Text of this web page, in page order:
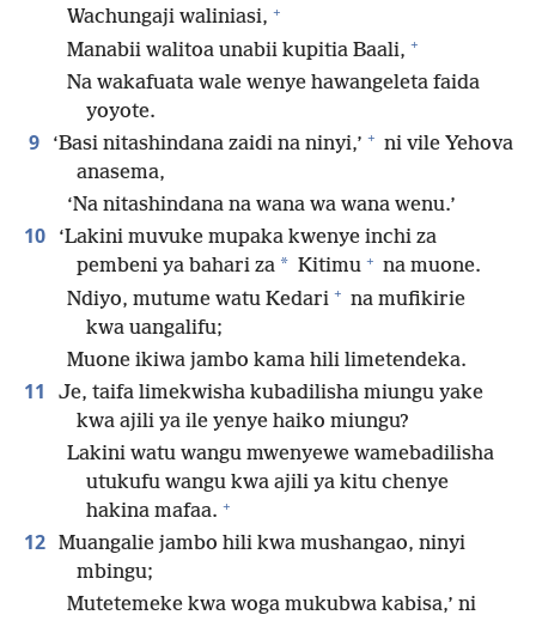
Wachungaji waliniasi, +
Manabii walitoa unabii kupitia Baali, +
Na wakafuata wale wenye hawangeleta faida
yoyote.
9 ‘Basi nitashindana zaidi na ninyi,’ + ni vile Yehova
anasema,
‘Na nitashindana na wana wa wana wenu.’
10
‘Lakini muvuke mupaka kwenye inchi za
pembeni ya bahari za * Kitimu + na muone.
Ndiyo, mutume watu Kedari + na mufikirie
kwa uangalifu;
Muone ikiwa jambo kama hili limetendeka.
11
Je, taifa limekwisha kubadilisha miungu yake
kwa ajili ya ile yenye haiko miungu?
Lakini watu wangu mwenyewe wamebadilisha
utukufu wangu kwa ajili ya kitu chenye
hakina mafaa. +
12 Muangalie jambo hili kwa mushangao, ninyi
mbingu;
Mutetemeke kwa woga mukubwa kabisa,’ ni